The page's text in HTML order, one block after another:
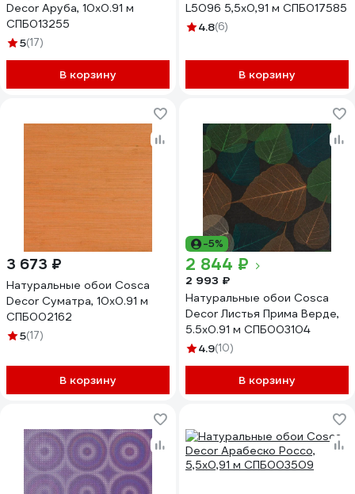
Decor Аруба, 10x0.91 м
СПБ013255
5(17)
В корзину
L5096 5,5x0,91 м СПБ017585
4.8(6)
В корзину
3 673 ₽
Натуральные обои Cosca
Decor Суматра, 10x0.91 м
СПБ002162
5(17)
В корзину
-5%
2 844 ₽
2 993 ₽
Натуральные обои Cosca
Decor Листья Прима Верде,
5.5x0.91 м СПБ003104
4.9(10)
В корзину